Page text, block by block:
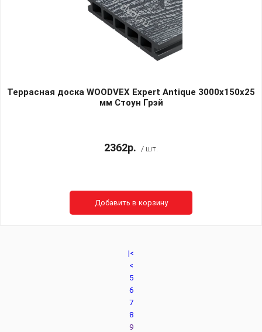
Террасная доска WOODVEX Expert Antique 3000х150х25
мм Стоун Грэй
2362р. / шт.
Добавить в корзину
|<
<
5
6
7
8
9